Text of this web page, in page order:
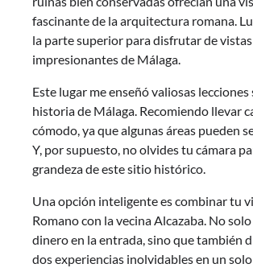
fascinante de la arquitectura romana.
la parte superior para disfrutar de
impresionantes de Málaga.
Este lugar me enseñó valiosas lecciones
historia de Málaga. Recomiendo llevar
cómodo, ya que algunas áreas pueden
Y, por supuesto, no olvides tu cámara
grandeza de este sitio histórico.
Una opción inteligente es combinar tu
Romano con la vecina Alcazaba. No
dinero en la entrada, sino que también
dos experiencias inolvidables en un